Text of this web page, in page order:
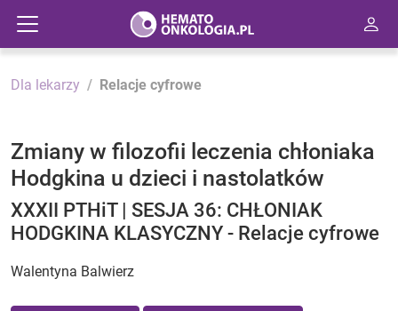
Dla lekarzy Relacje cyfrowe
Zmiany w filozofii leczenia chłoniaka
Hodgkina u dzieci i nastolatków
XXXII PTHiT | SESJA 36: CHŁONIAK
HODGKINA KLASYCZNY - Relacje cyfrowe
Walentyna Balwierz